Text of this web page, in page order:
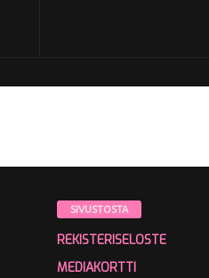
SIVUSTOSTA
REKISTERISELOSTE
MEDIAKORTTI